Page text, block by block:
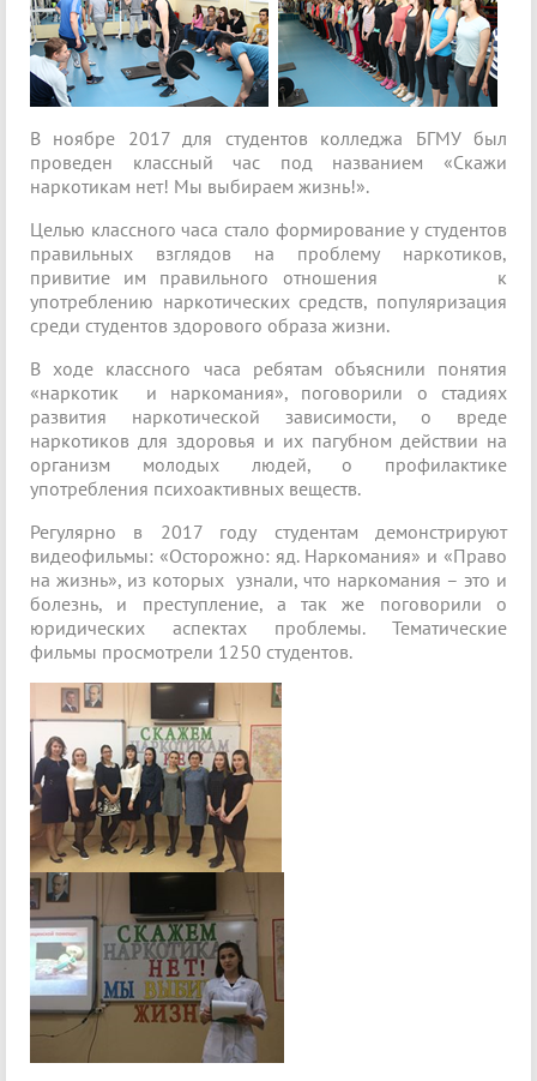
В ноябре 2017 для студентов колледжа БГМУ был
проведен классный час под названием «Скажи
наркотикам нет! Мы выбираем жизнь!».
Целью классного часа стало формирование у студентов
правильных взглядов на проблему наркотиков,
привитие им правильного отношения к
употреблению наркотических средств, популяризация
среди студентов здорового образа жизни.
В ходе классного часа ребятам объяснили понятия
«наркотик и наркомания», поговорили о стадиях
развития наркотической зависимости, о вреде
наркотиков для здоровья и их пагубном действии на
организм молодых людей, о профилактике
употребления психоактивных веществ.
Регулярно в 2017 году студентам демонстрируют
видеофильмы: «Осторожно: яд. Наркомания» и «Право
на жизнь», из которых узнали, что наркомания – это и
болезнь, и преступление, а так же поговорили о
юридических аспектах проблемы. Тематические
фильмы просмотрели 1250 студентов.